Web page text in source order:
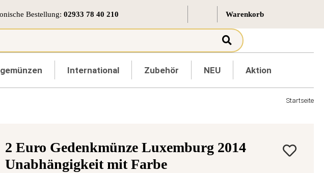
Bestellung: 02933 78 40 210
International Zubehör NEU Aktion
Startseite
2 Euro Gedenkmünze Luxemburg 2014
Unabhängigkeit mit Farbe